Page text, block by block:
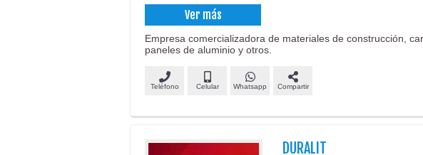
Ver más
Empresa comercializadora de materiales de construcción,
paneles de aluminio y otros.
Teléfono Celular Whatsapp Compartir
DURALIT